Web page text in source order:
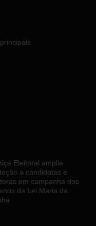
Eleitoral amplia
a candidatas e
em campanha dos
da Lei Maria da